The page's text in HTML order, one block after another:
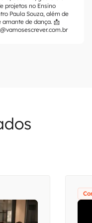
projetos no Ensino
Paula Souza, além de
amante de dança. 📩